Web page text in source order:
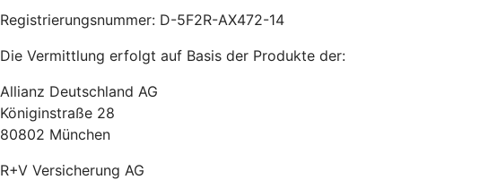
Registrierungsnummer: D-5F2R-AX472-14
Die Vermittlung erfolgt auf Basis der Produkte der:
Allianz Deutschland AG
Königinstraße 28
80802 München
R+V Versicherung AG